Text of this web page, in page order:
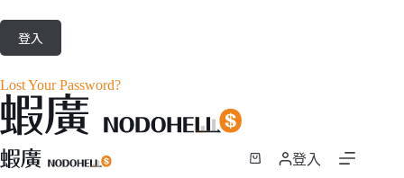
Lost Your Password?
跳
至
登入